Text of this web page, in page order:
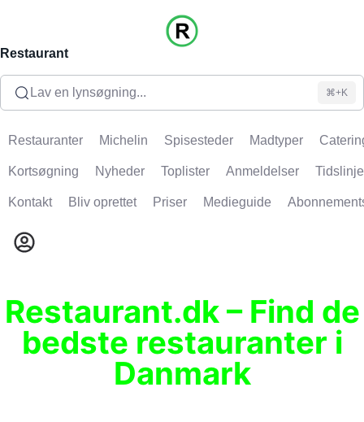
Restaurant
Lav en lynsøgning... ⌘+K
Restauranter Michelin Spisesteder Madtyper
Kortsøgning Nyheder Toplister Anmeldelser Tidslinje
Kontakt Bliv oprettet Priser Medieguide
Restaurant.dk – Find de
bedste restauranter i
Danmark